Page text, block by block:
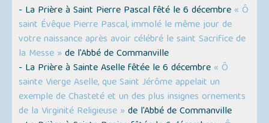
- La Prière à Saint Pierre Pascal fêté le 6 décembre « Ô
saint Évêque Pierre Pascal, immolé le même jour de
votre naissance après avoir célébré le saint Sacrifice de
la Messe » de l'Abbé de Commanville
- La Prière à Sainte Aselle fêtée le 6 décembre « Ô
sainte Vierge Aselle, que Saint Jérôme appelait un
exemple de Chasteté et un des plus insignes ornements
de la Virginité Religieuse » de l'Abbé de Commanville